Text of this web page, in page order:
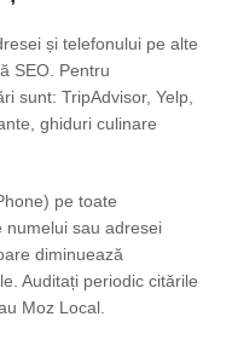
și telefonului pe alte
SEO. Pentru
sunt: TripAdvisor, Yelp,
ghiduri culinare
pe toate
numelui sau adresei
diminuează
Auditați periodic citările
Moz Local.